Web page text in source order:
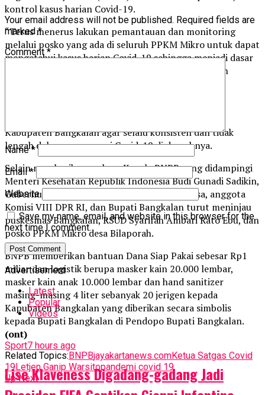
kontrol kasus harian Covid-19.
“Terus menerus lakukan pemantauan dan monitoring
melalui posko yang ada di seluruh PPKM Mikro untuk dapat
mengetahui kasus harian Covid-19 sehingga menjadi dasar
kita dalam mengambil keputusan, membuat langkah
Kabupaten Bangkalan agar selalu konsisten dan tidak
lengah dalam menangani Covid-19 di daerahnya.
Selain memberikan arahan, Kepala BNPB yang didampingi
Menteri Kesehatan Republik Indonesia Budi Gunadi Sadikin,
Gubernur Jawa Timur Kofifah Indar Parawansa, anggota
Komisi VIII DPR RI, dan Bupati Bangkalan turut meninjau
puskesmas Bangkalan, RSUD Syarifah Ambari Rato Ebu, dan
posko PPKM Mikro desa Bilaporah.
BNPB memberikan bantuan Dana Siap Pakai sebesar Rp1
miliar dan logistik berupa masker kain 20.000 lembar,
masker kain anak 10.000 lembar dan hand sanitizer
masing-masing 4 liter sebanyak 20 jerigen kepada
Kapubaten Bangkalan yang diberikan secara simbolis
kepada Bupati Bangkalan di Pendopo Bupati Bangkalan.
(ont)
Related Topics:BNPBjayakartanews.comKetua Satgas Covid
19Letjen Ganip Warsitopandemi covid 19
Up Next
Your email address will not be published. Required fields are
marked*
Comment *
Name*
Email*
Website
Save my name, email, and website in this browser for the
next time I comment.
Advertisement
Latest
Popular
Videos
Sport7 hours ago
Lise Klaveness Digadang-gadang Jadi